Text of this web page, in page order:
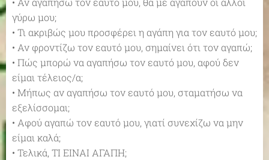
γύρω μου;
• Τι ακριβώς μου προσφέρει η αγάπη για τον εαυτό μου;
• Αν φροντίζω τον εαυτό μου, σημαίνει ότι τον αγαπώ;
• Πώς μπορώ να αγαπήσω τον εαυτό μου, αφού δεν
είμαι τέλειος/α;
• Μήπως αν αγαπήσω τον εαυτό μου, σταματήσω να
εξελίσσομαι;
• Αφού αγαπώ τον εαυτό μου, γιατί συνεχίζω να μην
είμαι καλά;
• Τελικά, ΤΙ ΕΙΝΑΙ ΑΓΑΠΗ;